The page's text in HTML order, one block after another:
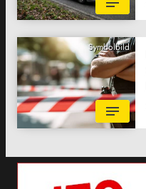
Symbolbild